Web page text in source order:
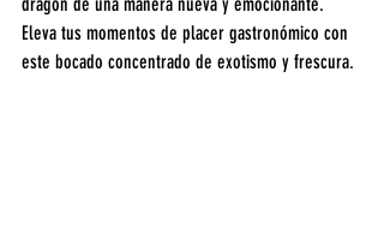
Eleva tus momentos de placer gastronómico con
este bocado concentrado de exotismo y frescura.